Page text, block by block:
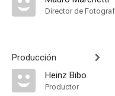
Director de
Producción
Heinz Bibo
Productor